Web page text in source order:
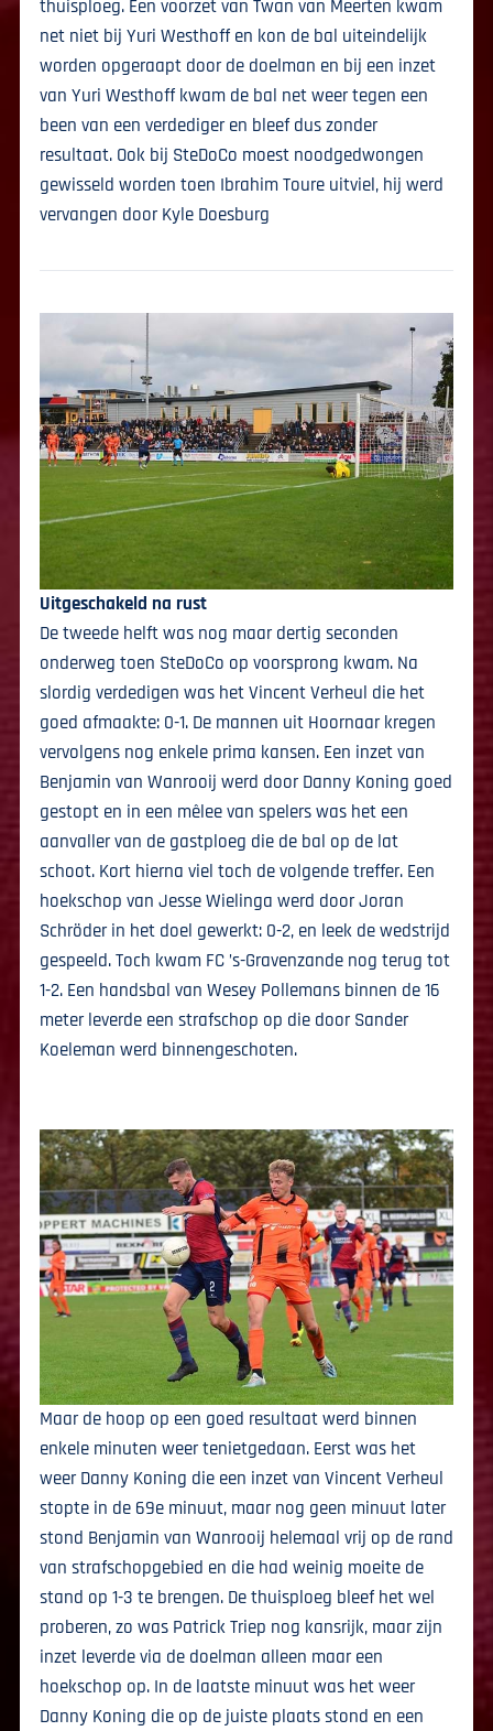
thuisploeg. Een voorzet van Twan van Meerten kwam
net niet bij Yuri Westhoff en kon de bal uiteindelijk
worden opgeraapt door de doelman en bij een inzet
van Yuri Westhoff kwam de bal net weer tegen een
been van een verdediger en bleef dus zonder
resultaat. Ook bij SteDoCo moest noodgedwongen
gewisseld worden toen Ibrahim Toure uitviel, hij werd
vervangen door Kyle Doesburg
Uitgeschakeld na rust
De tweede helft was nog maar dertig seconden
onderweg toen SteDoCo op voorsprong kwam. Na
slordig verdedigen was het Vincent Verheul die het
goed afmaakte: 0-1. De mannen uit Hoornaar kregen
vervolgens nog enkele prima kansen. Een inzet van
Benjamin van Wanrooij werd door Danny Koning goed
gestopt en in een mêlee van spelers was het een
aanvaller van de gastploeg die de bal op de lat
schoot. Kort hierna viel toch de volgende treffer. Een
hoekschop van Jesse Wielinga werd door Joran
Schröder in het doel gewerkt: 0-2, en leek de wedstrijd
gespeeld. Toch kwam FC ’s-Gravenzande nog terug tot
1-2. Een handsbal van Wesey Pollemans binnen de 16
meter leverde een strafschop op die door Sander
Koeleman werd binnengeschoten.
Maar de hoop op een goed resultaat werd binnen
enkele minuten weer tenietgedaan. Eerst was het
weer Danny Koning die een inzet van Vincent Verheul
stopte in de 69e minuut, maar nog geen minuut later
stond Benjamin van Wanrooij helemaal vrij op de rand
van strafschopgebied en die had weinig moeite de
stand op 1-3 te brengen. De thuisploeg bleef het wel
proberen, zo was Patrick Triep nog kansrijk, maar zijn
inzet leverde via de doelman alleen maar een
hoekschop op. In de laatste minuut was het weer
Danny Koning die op de juiste plaats stond en een